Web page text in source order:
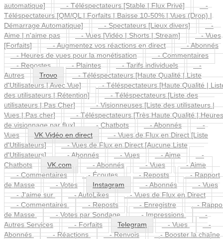
automatique]
- Téléspectateurs [Stable | Flux Privé]
-
Téléspectateurs [QM/QL | Forfaits | Baisse 10-50% | Vues (Drop) |
Démarrage Automatique]
- Spectateurs [Lieux divers]
-
Aime | n'aime pas
- Vues [Vidéo | Shorts | Stream]
- Vues
[Forfaits]
- Augmentez vos réactions en direct
- Abonnés
- Heures de vues pour la monétisation
- Commentaires
- Repostes
- Plaintes - Tarifs individuels
-
Autres
Trovo
- Téléspectateurs [Haute Qualité | Liste
d'Utilisateurs | Avec Vue]
- Téléspectateurs [Haute Qualité |
des utilisateurs | Rétention]
- Téléspectateurs [Liste des
utilisateurs | Pas Cher]
- Visionneuses [Liste des utilisateurs |
Vues | Pas cher]
- Téléspectateurs [Très Haute Qualité | Heures
de visionnage par flux]
- Chatbots - Abonnés
-
Vues
VK Vidéo en direct
- Vues de Flux en Direct [Liste
d'Utilisateurs]
- Vues de Flux en Direct [Aucune Liste
d'Utilisateurs]
- Abonnés - Vues - Aime
-
Chatbots
VK.com - Abonnés - Vues
- Aime
- Commentaires
- Écoutes - Reposts
- Rapport
de Masse
- Votes Instagram - Abonnés
- Vues
- J'aime sur
- AutoLikes
- Vues de Flux en Direct
- Commentaires
- Reposts - Enregistre
-
de Masse
- Votes par Sondage - Impressions
-
Autres Services
- Forfaits Telegram - Vues
-
Abonnés
- Réactions - Renvois
- Booster la chaîne